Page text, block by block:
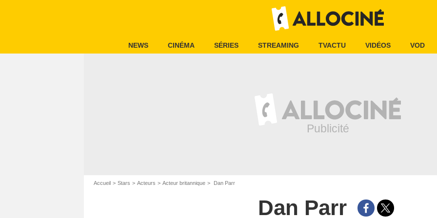
NEWS CINÉMA SÉRIES STREAMING TVACTU VIDÉOS VOD
Accueil Stars Acteurs Acteur britannique Dan Parr
Dan Parr